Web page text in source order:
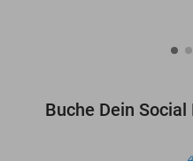
Buche Dein